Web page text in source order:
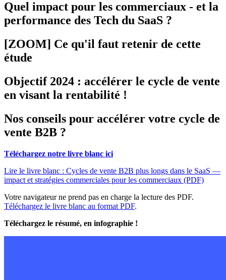
Quel impact pour les commerciaux - et la
performance des Tech du SaaS ?
[ZOOM] Ce qu'il faut retenir de cette
étude
Objectif 2024 : accélérer le cycle de vente
en visant la rentabilité !
Nos conseils pour accélérer votre cycle de
vente B2B ?
Téléchargez notre livre blanc ici
Lire le livre blanc : Cycles de vente B2B plus longs dans le SaaS —
impact et stratégies commerciales pour les commerciaux (PDF)
Votre navigateur ne prend pas en charge la lecture des PDF.
Téléchargez le livre blanc au format PDF.
Téléchargez le résumé, en infographie !